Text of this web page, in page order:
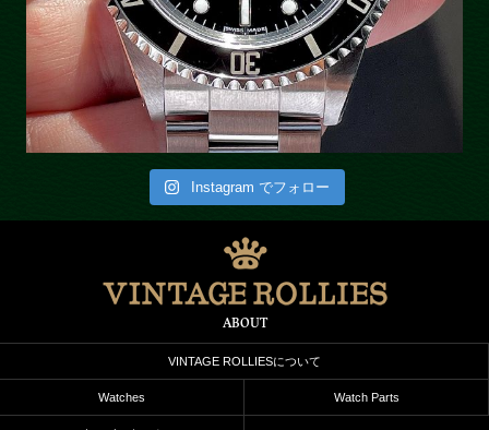
Instagram でフォロー
ABOUT
VINTAGE ROLLIESについて
Watches Watch Parts